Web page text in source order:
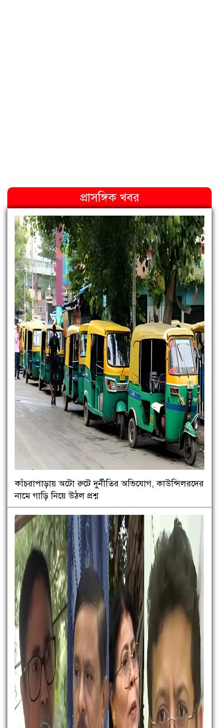
প্রাসঙ্গিক খবর
কাঁচরাপাড়ায় অটো রুটে দুর্নীতির অভিযোগ, কাউন্সিলরদের
নামে গাড়ি নিয়ে উঠল প্রশ্ন